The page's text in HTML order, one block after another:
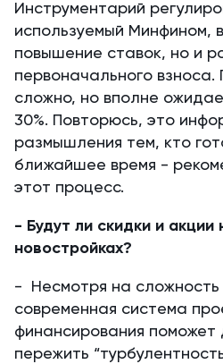
Инструментарий
используемый Минфином,
повышение ставок, но и
первоначального взноса.
сложно, но вполне
30%. Повторюсь, это
размышления тем, кто
ближайшее время -
этот процесс.
- Будут ли скидки и акции
новостройках?
- Несмотря на сложность
современная система
финансирования
пережить